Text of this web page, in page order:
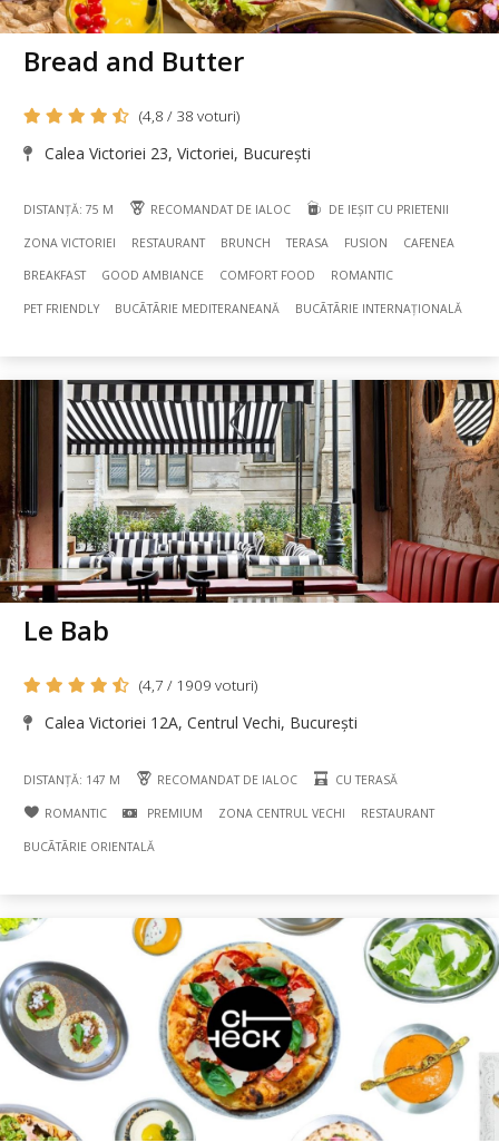
Bread and Butter
(4,8 / 38 voturi)
Calea Victoriei 23, Victoriei, București
DISTANȚĂ: 75 M RECOMANDAT DE IALOC DE IEȘIT CU PRIETENII
ZONA VICTORIEI RESTAURANT BRUNCH TERASA FUSION CAFENEA
BREAKFAST GOOD AMBIANCE COMFORT FOOD ROMANTIC
PET FRIENDLY BUCÃTÃRIE MEDITERANEANĂ BUCÃTÃRIE INTERNAȚIONALĂ
Le Bab
(4,7 / 1909 voturi)
Calea Victoriei 12A, Centrul Vechi, București
DISTANȚĂ: 147 M RECOMANDAT DE IALOC CU TERASĂ
ROMANTIC PREMIUM ZONA CENTRUL VECHI RESTAURANT
BUCÃTÃRIE ORIENTALĂ